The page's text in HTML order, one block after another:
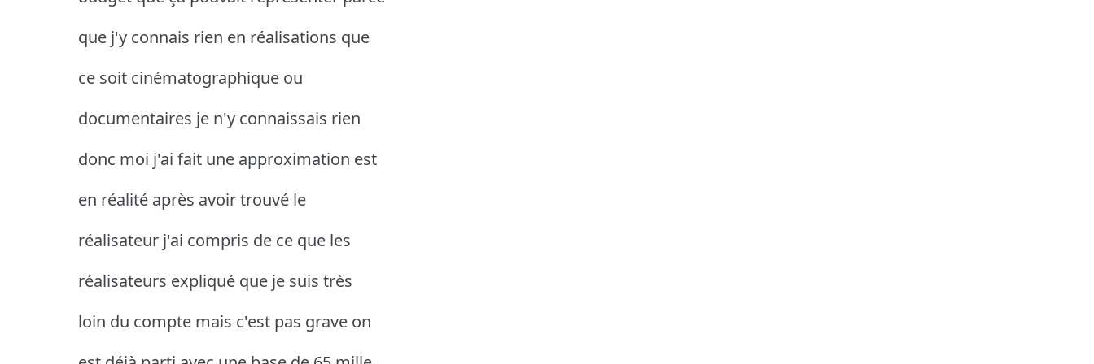
que j'y connais rien en réalisations que
ce soit cinématographique ou
documentaires je n'y connaissais rien
donc moi j'ai fait une approximation est
en réalité après avoir trouvé le
réalisateur j'ai compris de ce que les
réalisateurs expliqué que je suis très
loin du compte mais c'est pas grave on